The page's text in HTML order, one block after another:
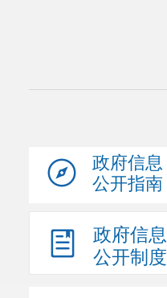
政府信息
公开指南
政府信息
公开制度